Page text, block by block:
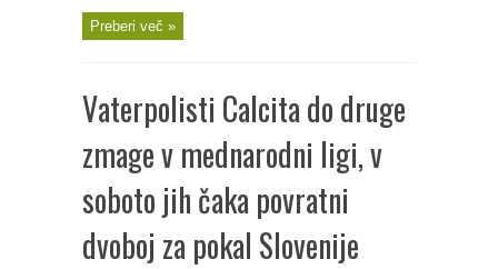
Preberi več »
Vaterpolisti Calcita do druge
zmage v mednarodni ligi, v
soboto jih čaka povratni
dvoboj za pokal Slovenije